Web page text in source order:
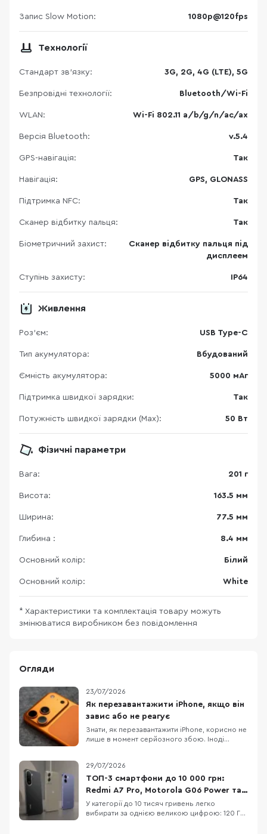
Запис Slow Motion: 1080p@120fps
Технології
Стандарт зв'язку: 3G, 2G, 4G (LTE), 5G
Безпровідні технології: Bluetooth/Wi-Fi
WLAN: Wi-Fi 802.11 a/b/g/n/ac/ax
Версія Bluetooth: v.5.4
GPS-навігація: Так
Навігація: GPS, GLONASS
Підтримка NFC: Так
Сканер відбитку пальця: Так
Біометричний захист:
Сканер відбитку пальця під
дисплеем
Ступінь захисту: IP64
Живлення
Роз'єм: USB Type-C
Тип акумулятора: Вбудований
Ємність акумулятора: 5000 мАг
Підтримка швидкої зарядки: Так
Потужність швидкої зарядки (Max): 50 Вт
Фізичні параметри
Вага: 201 г
Висота: 163.5 мм
Ширина: 77.5 мм
Глибина : 8.4 мм
Основний колір: Білий
Основний колір: White
* Характеристики та комплектація товару можуть
змінюватися виробником без повідомлення
Огляди
23/07/2026
Як перезавантажити iPhone, якщо він
завис або не реагує
Знати, як перезавантажити iPhone, корисно не
лише в момент серйозного збою. Іноді
підвисання, зупинити застосунок, який
некоректно працює або повернути системі
нормальну роботу. Apple прямо рекомендує
починати саме з такого
29/07/2026
ТОП-3 смартфони до 10 000 грн:
Redmi A7 Pro, Motorola G06 Power та
OPPO A6x
У категорії до 10 тисяч гривень легко
вибирати за однією великою цифрою: 120 Гц,